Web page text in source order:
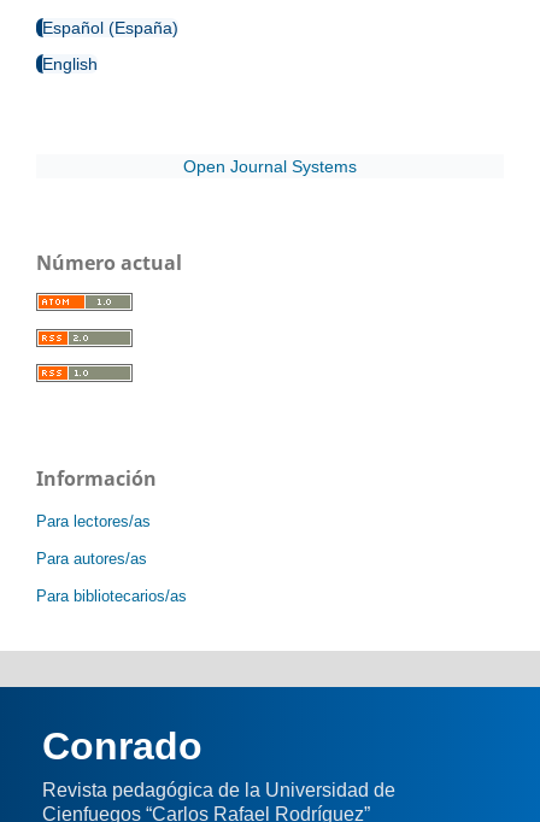
Español (España)
English
Open Journal Systems
Número actual
Información
Para lectores/as
Para autores/as
Para bibliotecarios/as
Conrado
Revista pedagógica de la Universidad de
Cienfuegos “Carlos Rafael Rodríguez”